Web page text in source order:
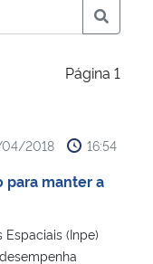
Página 1
2018 16:54
para manter a
(Inpe)